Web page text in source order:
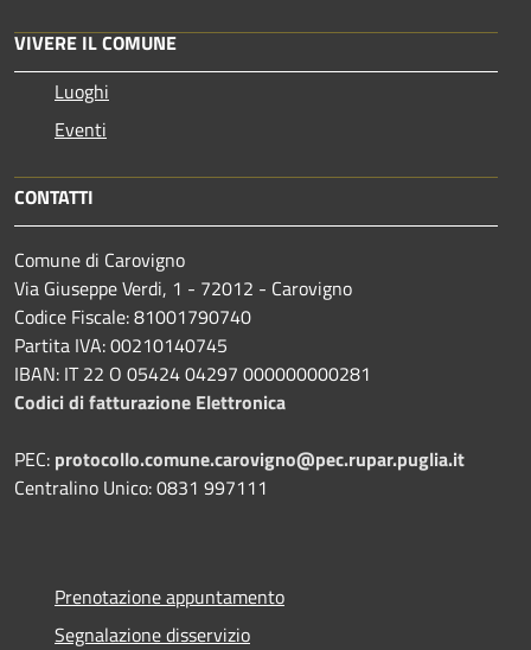
VIVERE IL COMUNE
Luoghi
Eventi
CONTATTI
Comune di Carovigno
Via Giuseppe Verdi, 1 - 72012 - Carovigno
Codice Fiscale: 81001790740
Partita IVA: 00210140745
IBAN: IT 22 O 05424 04297 000000000281
Codici di fatturazione Elettronica
PEC: protocollo.comune.carovigno@pec.rupar.puglia.it
Centralino Unico: 0831 997111
Prenotazione appuntamento
Segnalazione disservizio